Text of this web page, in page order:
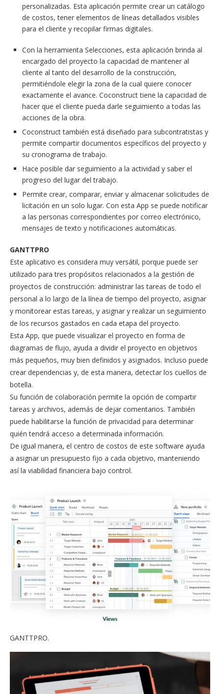
personalizadas. Esta aplicación permite crear un catálogo
de costos, tener elementos de líneas detallados visibles
para el cliente y recopilar firmas digitales.
Con la herramienta Selecciones, esta aplicación brinda al
encargado del proyecto la capacidad de mantener al
cliente al tanto del desarrollo de la construcción,
permitiéndole elegir la zona de la cual quiere conocer
exactamente el avance. Coconstruct tiene la capacidad de
hacer que el cliente pueda darle seguimiento a todas las
acciones de la obra.
Coconstruct también está diseñado para subcontratistas y
permite compartir documentos específicos del proyecto y
su cronograma de trabajo.
Hace posible dar seguimiento a la actividad y saber el
progreso del lugar del trabajo.
Permite crear, comparar, enviar y almacenar solicitudes de
licitación en un solo lugar. Con esta App se puede notificar
a las personas correspondientes por correo electrónico,
mensajes de texto y notificaciones automáticas.
GANTTPRO
Este aplicativo es considera muy versátil, porque puede ser
utilizado para tres propósitos relacionados a la gestión de
proyectos de construcción: administrar las tareas de todo el
personal a lo largo de la línea de tiempo del proyecto, asignar
y monitorear estas tareas, y asignar y realizar un seguimiento
de los recursos gastados en cada etapa del proyecto.
Esta App, que puede visualizar el proyecto en forma de
diagramas de flujo, ayuda a dividir el proyecto en objetivos
más pequeños, muy bien definidos y asignados. Incluso puede
crear dependencias y, de esta manera, detectar los cuellos de
botella.
Su función de colaboración permite la opción de compartir
tareas y archivos, además de dejar comentarios. También
puede habilitarse la función de privacidad para determinar
quién tendrá acceso a determinada información.
De igual manera, el centro de costos de este software ayuda
a asignar un presupuesto fijo a cada objetivo, manteniendo
así la viabilidad financiera bajo control.
GANTTPRO.